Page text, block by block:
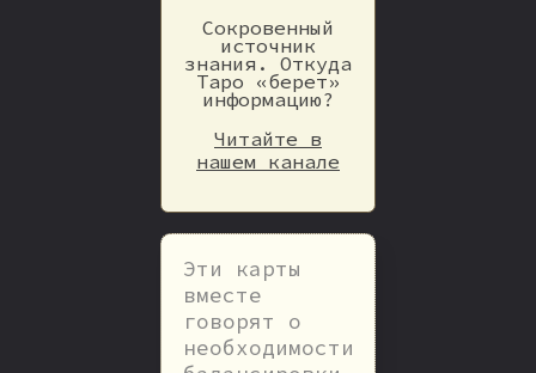
Сокровенный
источник
знания. Откуда
Таро «берет»
информацию?
Читайте в
нашем канале
Эти карты
вместе
говорят о
необходимости